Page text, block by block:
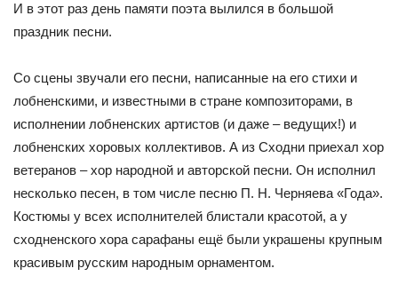
И в этот раз день памяти поэта вылился в большой
праздник песни.
Со сцены звучали его песни, написан­ные на его стихи и
лобненскими, и из­вестными в стране композиторами, в
исполнении лобненских артистов (и даже – ведущих!) и
лобненских хоро­вых коллективов. А из Сходни прие­хал хор
ветеранов – хор народной и авторской песни. Он исполнил
не­сколько песен, в том числе песню П. Н. Черняева «Года».
Костюмы у всех исполнителей блистали красо­той, а у
сходненского хора сарафаны ещё были украшены крупным
краси­вым русским народным орнаментом.